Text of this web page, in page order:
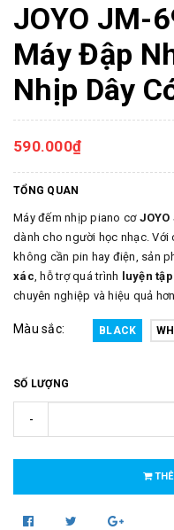
JOYO JM-
Máy Đập
Nhịp Dây
590.000₫
TỔNG QUAN
Máy đếm nhịp piano cơ JOYO
dành cho người học nhạc. Với
không cần pin hay điện, sản
xác, hỗ trợ quá trình luyện
chuyên nghiệp và hiệu quả
Màu sắc: BLACK
SỐ LƯỢNG
-